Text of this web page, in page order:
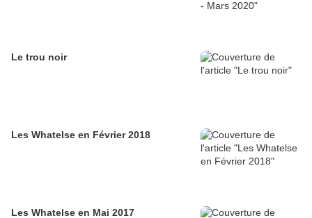
Le trou noir
Les Whatelse en Février 2018
Les Whatelse en Mai 2017